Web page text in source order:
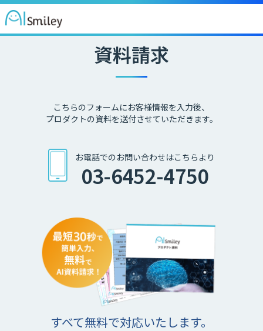
資料請求
こちらのフォームにお客様情報を入力後、
プロダクトの資料を送付させていただきます。
お電話でのお問い合わせはこちらより
03-6452-4750
すべて無料で対応いたします。